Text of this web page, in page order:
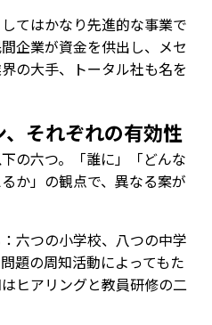
てはかなり先進的な事業で
企業が資金を供出し、メセ
の大手、トータル社も名を
それぞれの有効性
の六つ。「誰に」「どんな
か」の観点で、異なる案が
六つの小学校、八つの中学
題の周知活動によってもた
ヒアリングと教員研修の二